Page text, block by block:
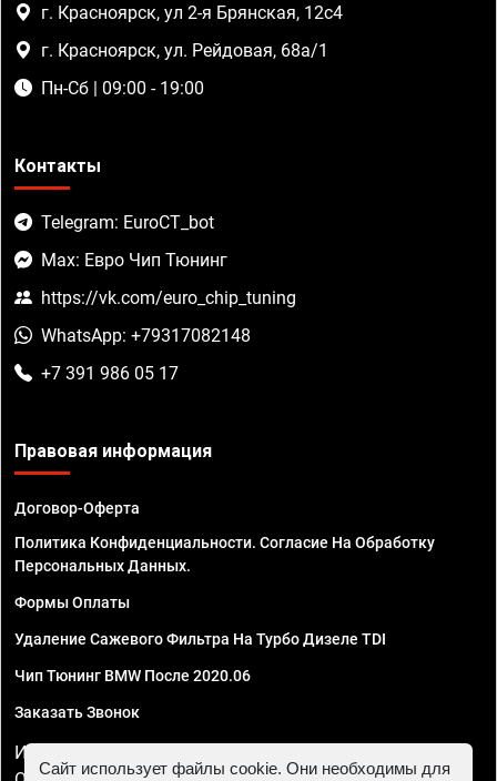
г. Красноярск, ул 2-я Брянская, 12с4
г. Красноярск, ул. Рейдовая, 68а/1
Пн-Сб | 09:00 - 19:00
Контакты
Telegram: EuroCT_bot
Max: Евро Чип Тюнинг
https://vk.com/euro_chip_tuning
WhatsApp: +79317082148
+7 391 986 05 17
Правовая информация
Договор-Оферта
Политика Конфиденциальности. Согласие На Обработку
Персональных Данных.
Формы Оплаты
Удаление Сажевого Фильтра На Турбо Дизеле TDI
Чип Тюнинг BMW После 2020.06
Заказать Звонок
ИП Смирнов Георгий Павлович. ИНН 781302555843,
Сайт использует файлы cookie. Они необходимы для